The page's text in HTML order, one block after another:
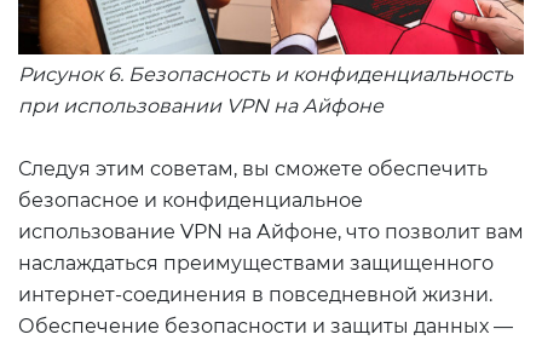
Рисунок 6. Безопасность и конфиденциальность
при использовании VPN на Айфоне
Следуя этим советам, вы сможете обеспечить
безопасное и конфиденциальное
использование VPN на Айфоне, что позволит вам
наслаждаться преимуществами защищенного
интернет-соединения в повседневной жизни.
Обеспечение безопасности и защиты данных —